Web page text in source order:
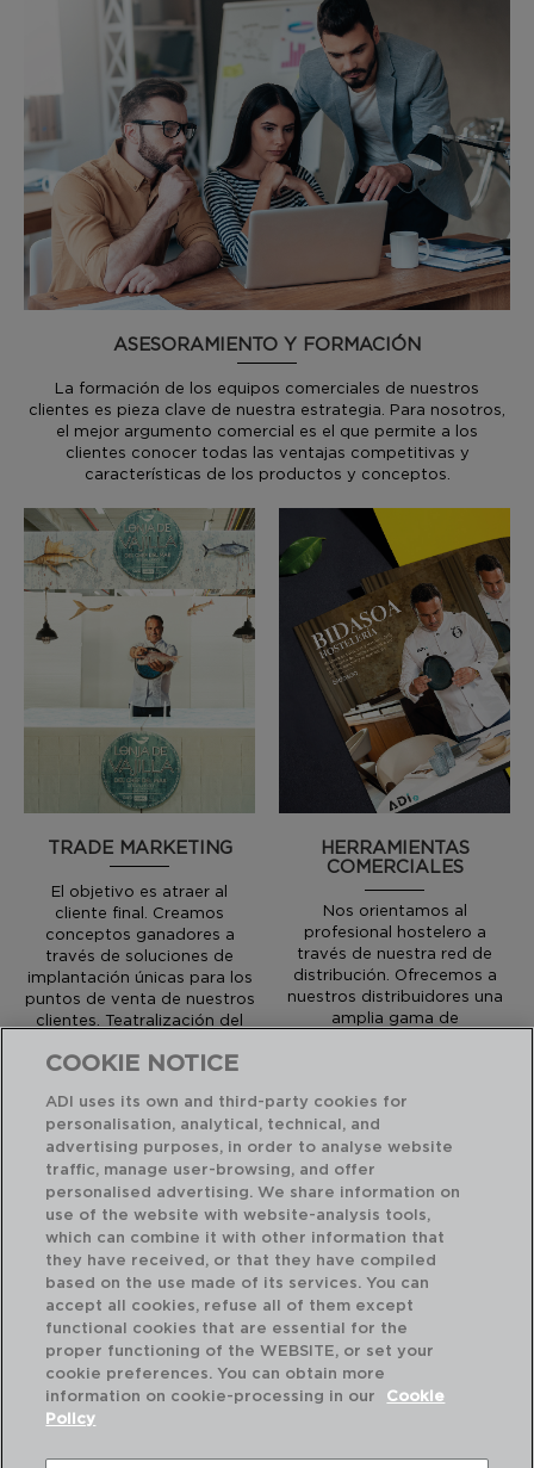
TRADE MARKETING
El objetivo es atraer al
cliente final. Creamos
conceptos ganadores a
través de soluciones de
implantación únicas para los
puntos de venta de nuestros
clientes. Teatralización del
seducir.
ASESORAMIENTO Y FORMACIÓN
La formación de los equipos comerciales de nuestros
clientes es pieza clave de nuestra estrategia. Para nosotros,
el mejor argumento comercial es el que permite a los
clientes conocer todas las ventajas competitivas y
características de los productos y conceptos.
HERRAMIENTAS
COMERCIALES
Nos orientamos al
profesional hostelero a
través de nuestra red de
distribución. Ofrecemos a
nuestros distribuidores una
amplia gama de
INNOVACIÓN EN
PRODUCTOS Y
MATERIALES
La innovación es el eje de nuestra estrategia de desarrollo
de producto para ofrecer al profesional materiales de altas
prestaciones técnicas que contribuyen a hacer su día a día
más fácil.
COOKIE NOTICE
ADI uses its own and third-party cookies for
personalisation, analytical, technical, and
advertising purposes, in order to analyse website
traffic, manage user-browsing, and offer
personalised advertising. We share information on
use of the website with website-analysis tools,
which can combine it with other information that
they have received, or that they have compiled
based on the use made of its services. You can
accept all cookies, refuse all of them except
functional cookies that are essential for the
proper functioning of the WEBSITE, or set your
cookie preferences. You can obtain more
information on cookie-processing in our
Cookie
Policy